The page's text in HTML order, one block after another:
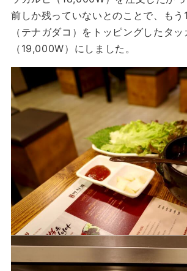
前しか残っていないとのことで、もう
（テナガダコ）をトッピングしたタッ
（19,000W）にしました。